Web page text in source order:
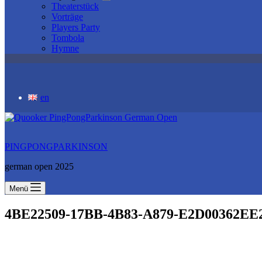
Theaterstück
Vorträge
Players Party
Tombola
Hymne
en
PINGPONGPARKINSON
german open 2025
Menü
4BE22509-17BB-4B83-A879-